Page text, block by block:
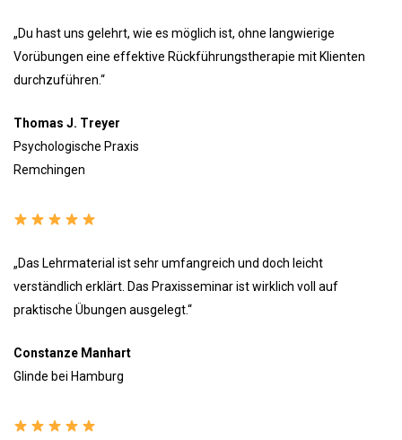
„Du hast uns gelehrt, wie es möglich ist, ohne langwierige
Vorübungen eine effektive Rückführungstherapie mit Klienten
durchzuführen.“
Thomas J. Treyer
Psychologische Praxis
Remchingen
„Das Lehrmaterial ist sehr umfangreich und doch leicht
verständlich erklärt. Das Praxisseminar ist wirklich voll auf
praktische Übungen ausgelegt.“
Constanze Manhart
Glinde bei Hamburg